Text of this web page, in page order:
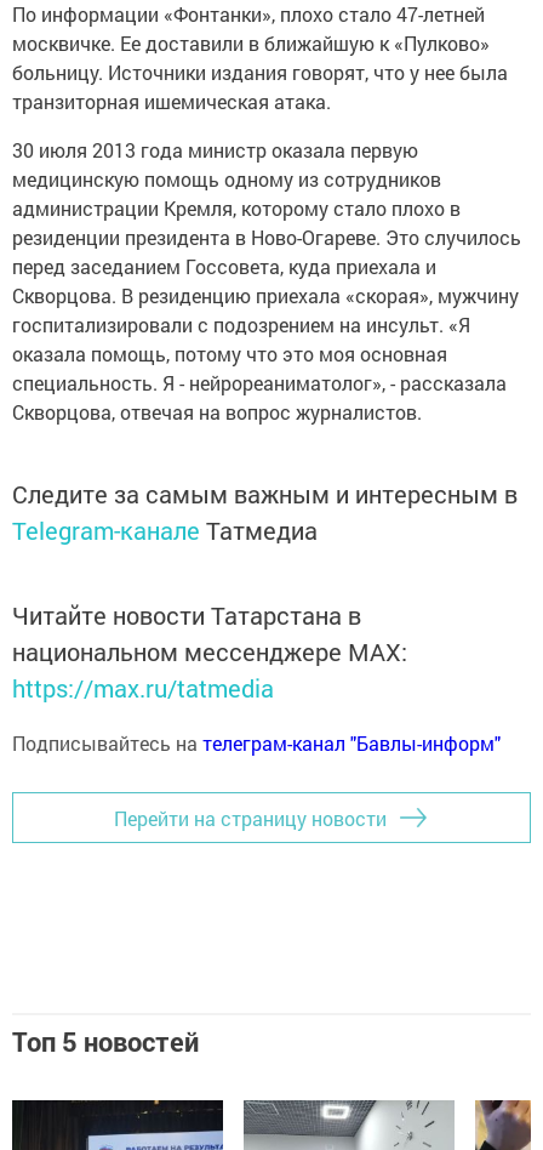
По информации «Фонтанки», плохо стало 47-летней
москвичке. Ее доставили в ближайшую к «Пулково»
больницу. Источники издания говорят, что у нее была
транзиторная ишемическая атака.
30 июля 2013 года министр оказала первую
медицинскую помощь одному из сотрудников
администрации Кремля, которому стало плохо в
резиденции президента в Ново-Огареве. Это случилось
перед заседанием Госсовета, куда приехала и
Скворцова. В резиденцию приехала «скорая», мужчину
госпитализировали с подозрением на инсульт. «Я
оказала помощь, потому что это моя основная
специальность. Я - нейрореаниматолог», - рассказала
Скворцова, отвечая на вопрос журналистов.
Следите за самым важным и интересным в
Telegram-канале Татмедиа
Читайте новости Татарстана в
национальном мессенджере MАХ:
https://max.ru/tatmedia
Подписывайтесь на телеграм-канал "Бавлы-информ"
Перейти на страницу новости
Топ 5 новостей